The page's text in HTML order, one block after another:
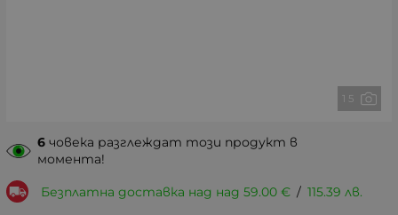
1 5
6 човека разглеждат този продукт в
момента!
Безплатна доставка над над 59.00 € / 115.39 лв.